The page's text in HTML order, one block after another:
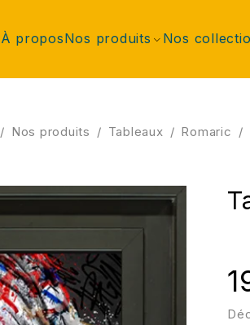
À proposNos produits Nos
/ Nos produits / Tableaux / Romaric /